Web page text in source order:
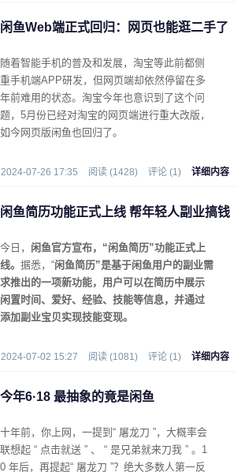
闲鱼Web端正式回归：网页也能逛二手了
随着智能手机的普及和发展，淘宝等此前都侧
重手机端APP研发，但网页端却依然停留在多
年前难用的状态。淘宝今年也意识到了这个问
题，5月份已经对淘宝的网页端进行重大改版，
如今网页版闲鱼也回归了。
07-26 17:35 阅读 (1428) 评论 (1) 详细内容
闲鱼简历功能正式上线 帮年轻人副业搞钱
今日， 闲鱼官方宣布，“闲鱼简历”功能正式上
线。 据悉，“闲鱼简历”是基于闲鱼用户的副业需
求推出的一项新功能，用户可以在简历中展示
闲置时间、爱好、经验、技能等信息，并通过
添加副业宝贝实现技能变现。
07-02 15:27 阅读 (1081) 评论 (1) 详细内容
今年6·18 最抽象的竟是闲鱼
十年前，你上网，一提到“ 屠龙刀 ”，大概率会
联想起 “ 点击就送 ” 、 “ 是兄弟就来刀我 ” 。1
0 年后，再提起“ 屠龙刀 ”？绝大多数人第一反